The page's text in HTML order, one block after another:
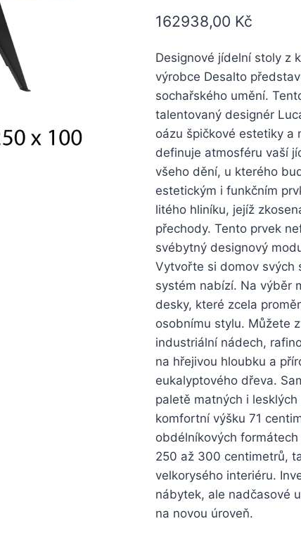
162938,00 Kč
Designové jídelní stoly z
výrobce Desalto
sochařského umění.
talentovaný designér
oázu špičkové estetiky a
definuje atmosféru vaší
všeho dění, u kterého
estetickým i funkčním
litého hliníku, jejíž
přechody. Tento prvek
svébytný designový
Vytvořte si domov svých
systém nabízí. Na výběr
desky, které zcela
osobnímu stylu. Můžete
industriální nádech,
na hřejivou hloubku a
eukalyptového dřeva.
paletě matných i
komfortní výšku 71
obdélníkových
250 až 300 centimetrů,
velkorysého interiéru.
nábytek, ale nadčasové
na novou úroveň.